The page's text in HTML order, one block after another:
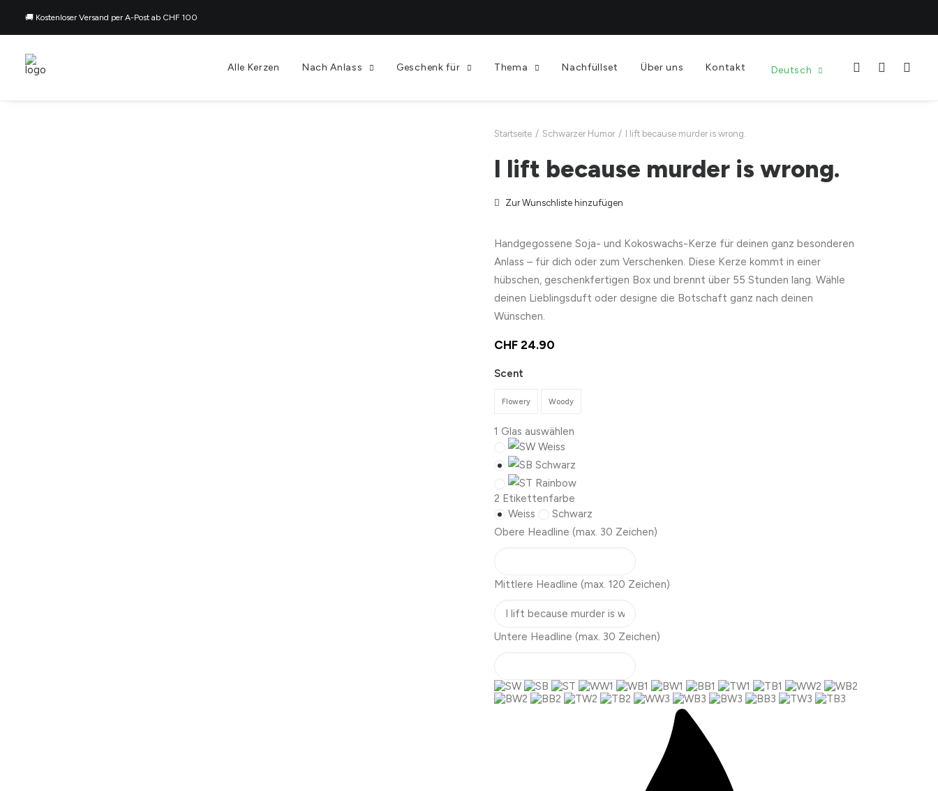
🚚 Kostenloser Versand per A-Post ab CHF 100
Alle Kerzen Nach Anlass Geschenk für Thema Nachfüllset Über uns Kontakt Deutsch
Startseite Schwarzer Humor I lift because murder is wrong.
I lift because murder is wrong.
Zur Wunschliste hinzufügen
Handgegossene Soja- und Kokoswachs-Kerze für deinen ganz besonderen
Anlass – für dich oder zum Verschenken. Diese Kerze kommt in einer
hübschen, geschenkfertigen Box und brennt über 55 Stunden lang. Wähle
deinen Lieblingsduft oder designe die Botschaft ganz nach deinen
Wünschen.
CHF 24.90
Scent
Flowery Woody
1 Glas auswählen
Weiss
Schwarz
Rainbow
2 Etikettenfarbe
Weiss
Schwarz
Obere Headline (max. 30 Zeichen)
Mittlere Headline (max. 120 Zeichen)
Untere Headline (max. 30 Zeichen)